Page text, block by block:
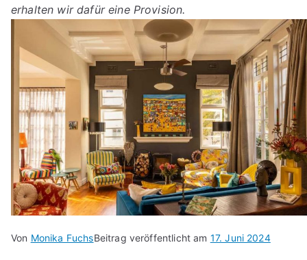
erhalten wir dafür eine Provision.
Von Monika FuchsBeitrag veröffentlicht am 17. Juni 2024